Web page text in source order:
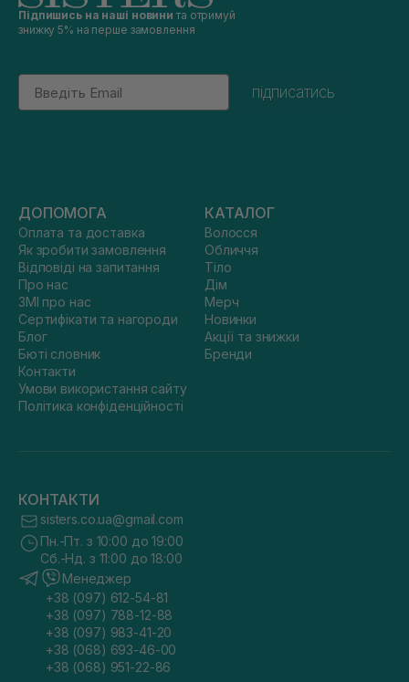
Підпишись на наші новини та отримуй
знижку 5% на перше замовлення
Email
підписатись
ДОПОМОГА
Оплата та доставка
Як зробити замовлення
Відповіді на запитання
Про нас
ЗМІ про нас
Сертифікати та нагороди
Блог
Бюті словник
Контакти
Умови використання сайту
Політика конфіденційності
КАТАЛОГ
Волосся
Обличчя
Тіло
Дім
Мерч
Новинки
Акції та знижки
Бренди
КОНТАКТИ
sisters.co.ua@gmail.com
Пн.-Пт. з 10:00 до 19:00
Сб.-Нд. з 11:00 до 18:00
Менеджер
+38 (097) 612-54-81
+38 (097) 788-12-88
+38 (097) 983-41-20
+38 (068) 693-46-00
+38 (068) 951-22-86